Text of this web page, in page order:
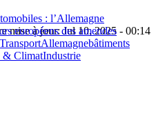
: l’Allemagne
européens des amendes
mise à jour: Jul 10, 2025 - 00:14
Allemagnebâtiments
& ClimatIndustrie